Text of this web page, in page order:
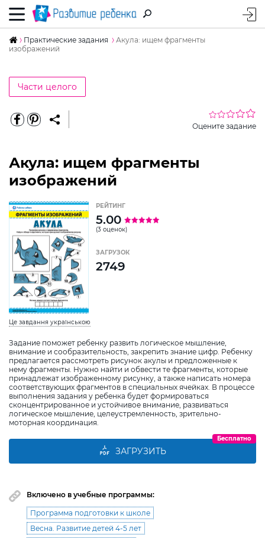
Практические задания
Акула: ищем фрагменты
изображений
Части целого
Оцените задание
Акула: ищем фрагменты
изображений
Це завдання українською
Задание поможет ребенку развить логическое мышление,
внимание и сообразительность, закрепить знание цифр. Ребенку
предлагается рассмотреть рисунок акулы и предложенные к
нему фрагменты. Нужно найти и обвести те фрагменты, которые
принадлежат изображенному рисунку, а также написать номера
соответствующих фрагментов в специальных ячейках. В процессе
выполнения задания у ребенка будет формироваться
сконцентрированное и устойчивое внимание, развиваться
логическое мышление, целеустремленность, зрительно-
моторная координация.
РЕЙТИНГ
5.00
(3 оценок)
ЗАГРУЗОК
2749
ЗАГРУЗИТЬ
Бесплатно
Включено в учебные программы:
Программа подготовки к школе
Весна. Развитие детей 4-5 лет